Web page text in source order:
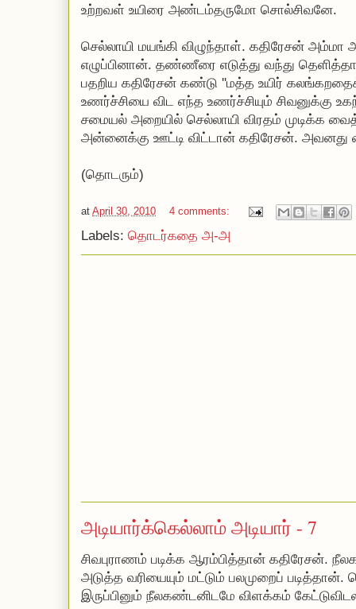
உற்றவள் உயிரை அண்டம்தருமோ சொல்சிவனே.
செல்லாயி மயங்கி விழுந்தாள். கதிரேசன்
எழுப்பினான். தண்ணீரை எடுத்து வந்து
பதறிய கதிரேசன் கண்டு ''மத்த உயிர்
உணர்ச்சியை விட எந்த உணர்ச்சியும் சிவனுக்கு
சமையல் அறையில் செல்லாயி விரதம் முடிக்க
அன்னைக்கு ஊட்டி விட்டான் கதிரேசன். அவனது
(தொடரும்)
at April 30, 2010 4 comments:
Labels: தொடர்கதை அ-அ
அடியார்க்கெல்லாம் அடியார் - 7
சிவபுராணம் படிக்க ஆரம்பித்தான் கதிரேசன்.
அடுத்த வரியையும் மட்டும் பலமுறைப் படித்தான்.
இருப்பினும் நீலகண்டனிடமே விளக்கம்